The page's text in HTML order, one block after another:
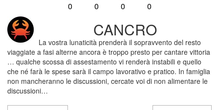
0 0 0 0
CANCRO
La vostra lunaticità prenderà il sopravvento del resto
viaggiate a fasi alterne ancora è troppo presto per cantare vittoria
… qualche scossa di assestamento vi renderà instabili e quello
che né farà le spese sarà il campo lavorativo e pratico. In famiglia
non mancheranno le discussioni, cercate voi di non alimentare le
discussioni…